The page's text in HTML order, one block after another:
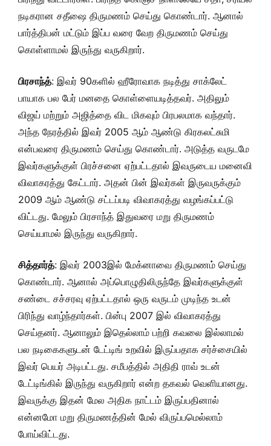
நடிகரான சதீஷை திருமணம் செய்து கொண்டார். ஆனால்
பார்த்திபன் மட்டும் இப்ப வரை வேற திருமணம் செய்து
கொள்ளாமல் இருந்து வருகிறார்.
பிரசாந்த்: இவர் 90களில் ஹீரோவாக நடித்து சாக்லேட்
பாயாக பல பேர் மனதை கொள்ளையடித்தவர். அதிலும்
விஜய் மற்றும் அஜித்தை விட மிகவும் பிரபலமாக வந்தார்.
அந்த நேரத்தில் இவர் 2005 ஆம் ஆண்டு கிரகலட்சுமி
என்பவரை திருமணம் செய்து கொண்டார். அடுத்த வருடமே
இவர்களுக்குள் பிரச்சனை ஏற்பட்டதால் இவருடைய மனைவி
விவாகரத்து கேட்டார். அதன் பின் இவர்கள் இருவருக்கும்
2009 ஆம் ஆண்டு சட்டப்படி விவாகரத்து வழங்கப்பட்டு
விட்டது. மேலும் பிரசாந்த் இதுவரை மறு திருமணம்
செய்யாமல் இருந்து வருகிறார்.
சித்தார்த்: இவர் 2003இல் மேக்னாவை திருமணம் செய்து
கொண்டார். ஆனால் அப்பொழுதிலிருந்தே இவர்களுக்குள்
சண்டை சச்சரவு ஏற்பட்டதால் ஒரு வருடம் முடிந்த உடன்
பிரிந்து வாழ்ந்தார்கள். பின்பு 2007 இல் விவாகரத்து
செய்தனர். ஆனாலும் இதெல்லாம் பற்றி கவலை இல்லாமல்
பல நடிகைகளுடன் டேட்டிங் உறவில் இருப்பதாக சர்ச்சையில்
இவர் பெயர் அடிபட்டது. சமீபத்தில் அதிதி ராவ் உடன்
டேட்டிங்கில் இருந்து வருகிறார் என்ற தகவல் வெளியானது.
இவருக்கு இதன் மேல அதிக நாட்டம் இருப்பதினால்
என்னமோ மறு திருமணத்தின் மேல் விருப்பமெல்லாம்
போய்விட்டது.